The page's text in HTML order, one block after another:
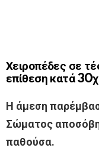
Χειροπέδες σε
επίθεση κατά
Η άμεση
Σώματος
παθούσα.